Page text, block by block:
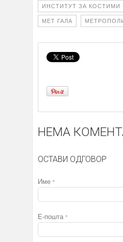
ИНСТИТУТ ЗА КОСТИМИ
МЕТ ГАЛА
НЕМА
ОСТАВИ ОДГОВОР
Име *
Е-пошта *